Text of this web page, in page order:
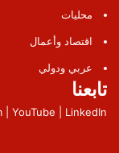
محليات
اقتصاد وأعمال
عربي ودولي
تابعنا
| YouTube | LinkedIn